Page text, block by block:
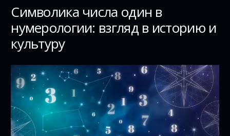
Символика числа один в
нумерологии: взгляд в историю и
культуру